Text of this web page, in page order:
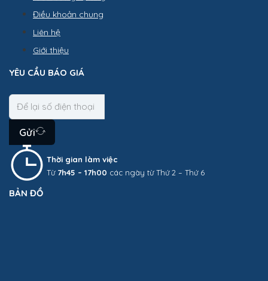
Điều khoản chung
Liên hệ
Giới thiệu
YÊU CẦU BÁO GIÁ
Gửi
Thời gian làm việc
Từ 7h45 – 17h00 các ngày từ Thứ 2 – Thứ 6
BẢN ĐỒ